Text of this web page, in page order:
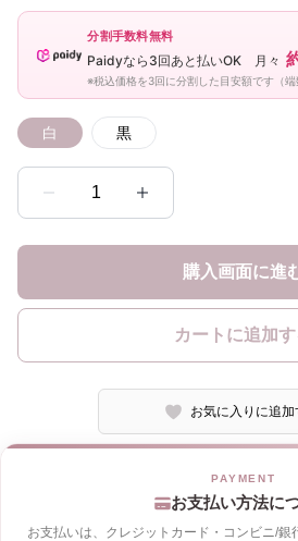
分割手数料無料
Paidyなら3回あと払いOK 月々
※税込価格を3回に分割した目安額です（端
白 黒
1
購入画面に進
カートに追加
お気に入りに追加
お支払い方法に
お支払いは、クレジットカード・コンビニ/銀